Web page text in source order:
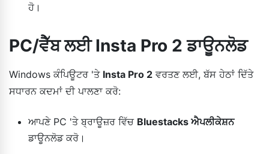
ਹੋ।
PC/ਵੈੱਬ ਲਈ Insta Pro 2 ਡਾਊਨਲੋਡ
Windows ਕੰਪਿਊਟਰ 'ਤੇ Insta Pro 2 ਵਰਤਣ ਲਈ, ਬੱਸ ਹੇਠਾਂ ਦਿੱਤੇ
ਸਧਾਰਨ ਕਦਮਾਂ ਦੀ ਪਾਲਣਾ ਕਰੋ:
ਆਪਣੇ PC 'ਤੇ ਬ੍ਰਾਊਜ਼ਰ ਵਿੱਚ Bluestacks ਐਪਲੀਕੇਸ਼ਨ
ਡਾਊਨਲੋਡ ਕਰੋ।